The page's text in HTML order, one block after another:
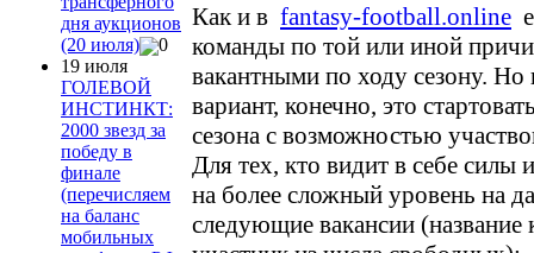
дня аукционов
(20 июля)
0
19 июля
ГОЛЕВОЙ
ИНСТИНКТ:
2000 звезд за
победу в
финале
(перечисляем
на баланс
мобильных
Как и в fantasy-football.online
команды по той или иной
вакантными по ходу сезону.
вариант, конечно, это
сезона с возможностью
Для тех, кто видит в себе силы
на более сложный уровень на
следующие вакансии